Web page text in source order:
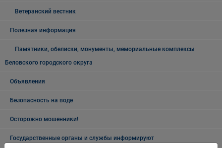
Ветеранский вестник
Полезная информация
Памятники, обелиски, монументы, мемориальные комплексы
Беловского городского округа
Объявления
Безопасность на воде
Осторожно мошенники!
Государственные органы и службы информируют